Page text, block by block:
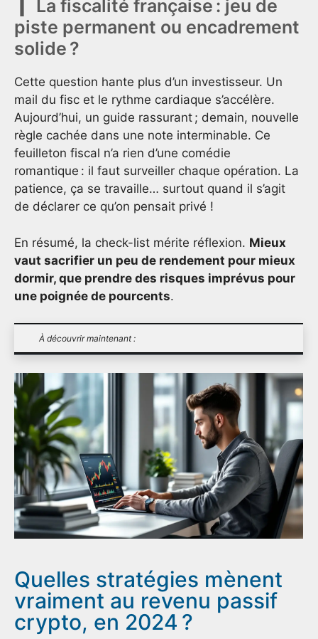
La fiscalité française : jeu de
piste permanent ou encadrement
solide ?
Cette question hante plus d’un investisseur. Un
mail du fisc et le rythme cardiaque s’accélère.
Aujourd’hui, un guide rassurant ; demain, nouvelle
règle cachée dans une note interminable. Ce
feuilleton fiscal n’a rien d’une comédie
romantique : il faut surveiller chaque opération. La
patience, ça se travaille… surtout quand il s’agit
de déclarer ce qu’on pensait privé !
En résumé, la check-list mérite réflexion. Mieux
vaut sacrifier un peu de rendement pour mieux
dormir, que prendre des risques imprévus pour
une poignée de pourcents.
À découvrir maintenant :
Quelles stratégies mènent
vraiment au revenu passif
crypto, en 2024 ?